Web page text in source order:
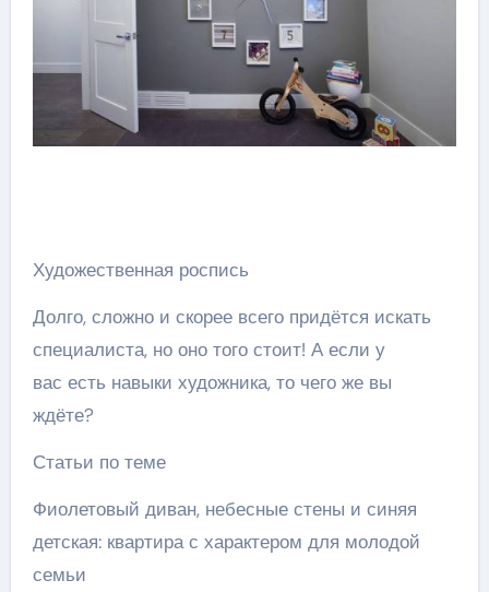
Художественная роспись
Долго, сложно и скорее всего придётся искать
специалиста, но оно того стоит! А если у
вас есть навыки художника, то чего же вы
ждёте?
Статьи по теме
Фиолетовый диван, небесные стены и синяя
детская: квартира с характером для молодой
семьи